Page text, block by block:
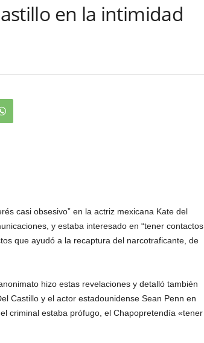
en la intimidad
casi obsesivo” en la actriz mexicana Kate del
y estaba interesado en “tener contactos
que ayudó a la recaptura del narcotraficante, de
hizo estas revelaciones y detalló también
Castillo y el actor estadounidense Sean Penn en
criminal estaba prófugo, el Chapopretendía «tener